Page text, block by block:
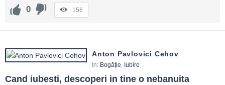
0 156
Anton Pavlovici Cehov
In: Bogăție, Iubire
Cand iubesti, descoperi in tine o nebanuita